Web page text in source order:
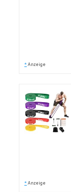
* Anzeige
* Anzeige